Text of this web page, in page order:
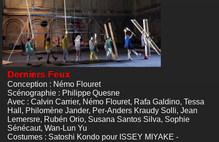
Derniers Feux
Conception : Némo Flouret
Scénographie : Philippe Quesne
Avec : Calvin Carrier, Némo Flouret, Rafa Galdino, Tessa
Hall, Philomène Jander, Per-Anders Kraudy Solli, Jean
Lemersre, Rubén Orio, Susana Santos Silva, Sophie
Sénécaut, Wan-Lun Yu
Costumes : Satoshi Kondo pour ISSEY MIYAKE -